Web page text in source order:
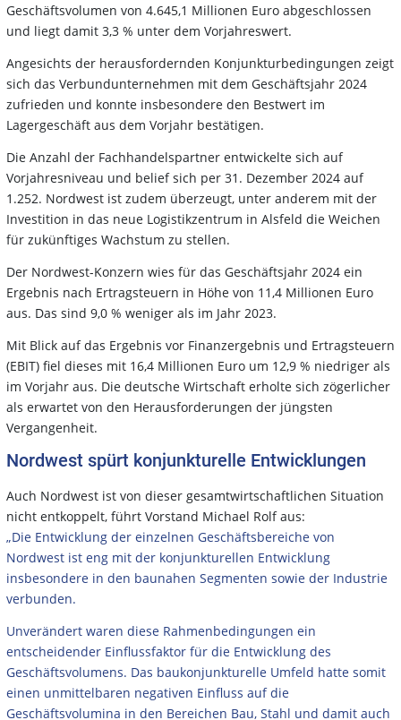
Geschäftsvolumen von 4.645,1 Millionen Euro abgeschlossen
und liegt damit 3,3 % unter dem Vorjahreswert.
Angesichts der herausfordernden Konjunkturbedingungen zeigt
sich das Verbundunternehmen mit dem Geschäftsjahr 2024
zufrieden und konnte insbesondere den Bestwert im
Lagergeschäft aus dem Vorjahr bestätigen.
Die Anzahl der Fachhandelspartner entwickelte sich auf
Vorjahresniveau und belief sich per 31. Dezember 2024 auf
1.252. Nordwest ist zudem überzeugt, unter anderem mit der
Investition in das neue Logistikzentrum in Alsfeld die Weichen
für zukünftiges Wachstum zu stellen.
Der Nordwest-Konzern wies für das Geschäftsjahr 2024 ein
Ergebnis nach Ertragsteuern in Höhe von 11,4 Millionen Euro
aus. Das sind 9,0 % weniger als im Jahr 2023.
Mit Blick auf das Ergebnis vor Finanzergebnis und Ertragsteuern
(EBIT) fiel dieses mit 16,4 Millionen Euro um 12,9 % niedriger als
im Vorjahr aus. Die deutsche Wirtschaft erholte sich zögerlicher
als erwartet von den Herausforderungen der jüngsten
Vergangenheit.
Nordwest spürt konjunkturelle Entwicklungen
Auch Nordwest ist von dieser gesamtwirtschaftlichen Situation
nicht entkoppelt, führt Vorstand Michael Rolf aus:
„Die Entwicklung der einzelnen Geschäftsbereiche von
Nordwest ist eng mit der konjunkturellen Entwicklung
insbesondere in den baunahen Segmenten sowie der Industrie
verbunden.
Unverändert waren diese Rahmenbedingungen ein
entscheidender Einflussfaktor für die Entwicklung des
Geschäftsvolumens. Das baukonjunkturelle Umfeld hatte somit
einen unmittelbaren negativen Einfluss auf die
Geschäftsvolumina in den Bereichen Bau, Stahl und damit auch